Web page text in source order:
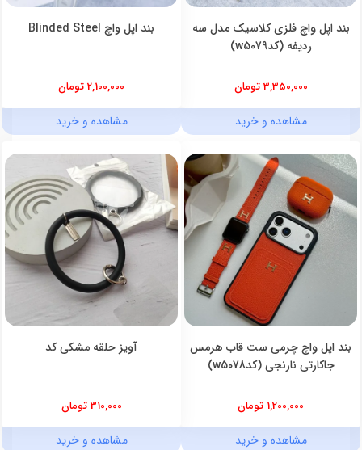
بند اپل واچ فلزی کلاسیک مدل سه
ردیفه (کدw5079)
3,350,000 تومان
مشاهده و خرید
بند اپل واچ Blinded Steel
2,100,000 تومان
مشاهده و خرید
بند اپل واچ چرمی ست قاب هرمس
جاکارتی نارنجی (کدw5078)
1,200,000 تومان
مشاهده و خرید
آویز حلقه مشکی کد
310,000 تومان
مشاهده و خرید